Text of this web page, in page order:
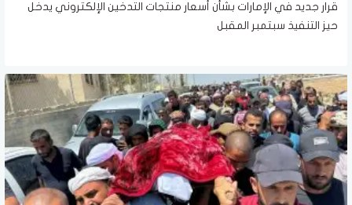
قرار جديد في الإمارات بشأن أسعار منتجات التدخين الإلكتروني يدخل
حيز التنفيذ سبتمبر المقبل